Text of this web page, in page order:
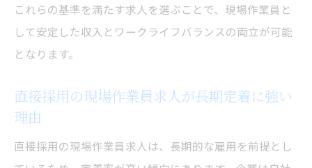
これらの基準を満たす求人を選ぶことで、現場作業員と
して安定した収入とワークライフバランスの両立が可能
となります。
直接採用の現場作業員求人が長期定着に強い
理由
直接採用の現場作業員求人は、長期的な雇用を前提とし